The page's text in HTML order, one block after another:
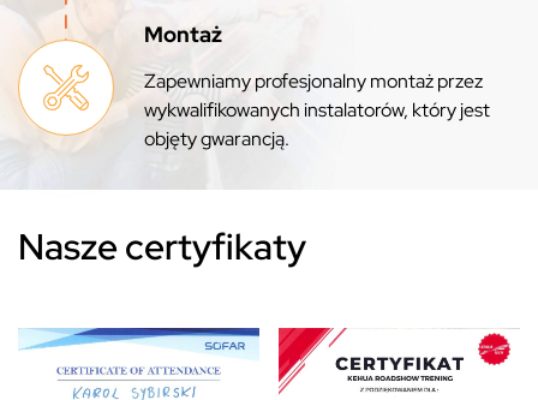
Montaż
Zapewniamy profesjonalny montaż przez
wykwalifikowanych instalatorów, który jest
objęty gwarancją.
Nasze certyfikaty